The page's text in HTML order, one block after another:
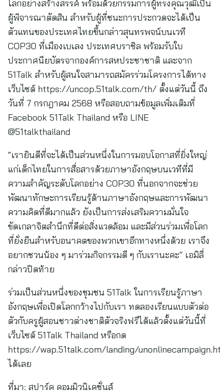
โลกอย่างสร้างสรรค์ พร้อมด้วยกรรมการผู้ทรงคุณวุฒิเป็น
ผู้พิจารณาตัดสิน สำหรับผู้ที่ชนะการประกวดจะได้เป็น
ตัวแทนของประเทศไทยขึ้นกล่าวสุนทรพจน์บนเวที
COP30 ที่เมืองเบเลง ประเทศบราซิล พร้อมรับใบ
ประกาศนียบัตรจากองค์การสหประชาชาติ และจาก
51Talk สำหรับผู้สนใจสามารถสมัครร่วมโครงการได้ทาง
เว็บไซต์ https://uncop.51talk.com/th/ ตั้งแต่วันนี้ ถึง
วันที่ 7 กรกฎาคม 2568 หรือสอบถามข้อมูลเพิ่มเติมที่
Facebook 51Talk Thailand หรือ LINE
@51talkthailand
“เรายินดีที่จะได้เป็นส่วนหนึ่งในการมอบโอกาสที่ยิ่งใหญ่
แก่เด็กไทยในการสื่อสารด้วยภาษาอังกฤษบนเวทีที่มี
ความสำคัญระดับโลกอย่าง COP30 ที่นอกจากจะช่วย
พัฒนาทักษะการเรียนรู้ด้านภาษาอังกฤษและการพัฒนา
ความคิดที่ดีมากแล้ว ยังเป็นการส่งเสริมความมั่นใจ
ขัดเกลาจิตสำนึกที่ดีต่อสิ่งแวดล้อม และมีส่วนร่วมเพื่อโลก
ที่ยั่งยืนสำหรับอนาคตของพวกเขาอีกทางหนึ่งด้วย เราจึง
อยากชวนน้อง ๆ มาร่วมกิจกรรมดี ๆ กับเรานะคะ” เอมิลี่
กล่าวปิดท้าย
ร่วมเป็นส่วนหนึ่งของชุมชน 51Talk ในการเรียนรู้ภาษา
อังกฤษเพื่อเปิดโลกกว้างไปกับเรา ทดลองเรียนแบบตัวต่อ
ตัวกับครูผู้สอนชาวต่างชาติตัวจริงฟรีได้แล้วตั้งแต่วันนี้ที่
เว็บไซต์ 51Talk Thailand หรือกด
https://wap.51talk.com/landing/
ได้เลย
ที่มา: สปาร์ค คอมมิวนิเคชั่นส์